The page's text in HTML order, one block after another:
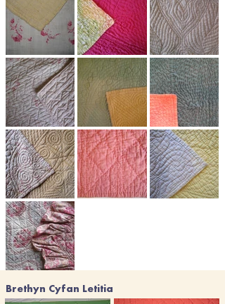
Brethyn Cyfan Letitia